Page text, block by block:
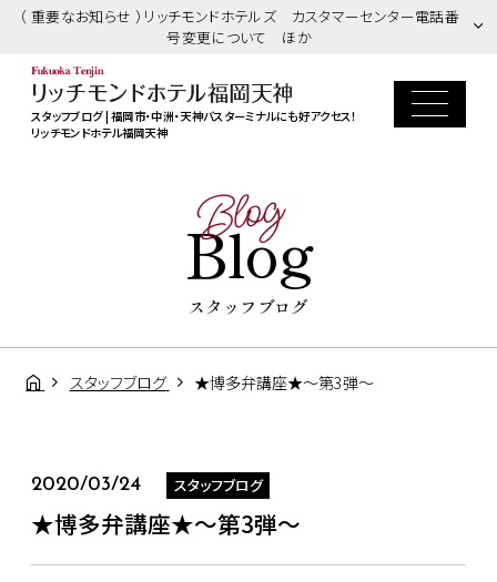
（ 重要なお知らせ ）リッチモンドホテルズ カスタマーセンター電話番
号変更について ほか
スタッフブログ | 福岡市・中洲・天神バスターミナルにも好アクセス！
リッチモンドホテル福岡天神
Blog
Blog
スタッフブログ
スタッフブログ ★博多弁講座★～第3弾～
2020/03/24 スタッフブログ
★博多弁講座★～第3弾～